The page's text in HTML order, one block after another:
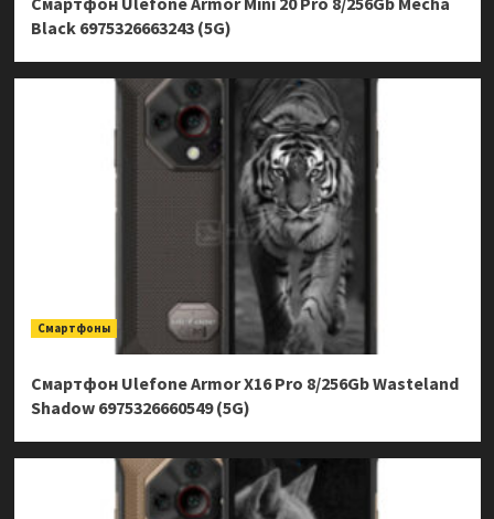
Black 6975326663243 (5G)
Смартфоны
Смартфон Ulefone Armor X16 Pro 8/256Gb Wasteland
Shadow 6975326660549 (5G)